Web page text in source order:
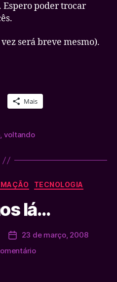
Espero poder trocar
será breve mesmo).
Mais
, voltando
CategoriasTECNOLOGIA
lá…
Data23 de março, 2008
em